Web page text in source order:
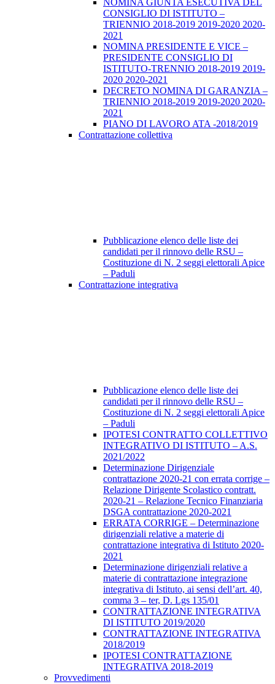
NOMINA GIUNTA ESECUTIVA DEL
CONSIGLIO DI ISTITUTO –
TRIENNIO 2018-2019 2019-2020 2020-
2021
NOMINA PRESIDENTE E VICE –
PRESIDENTE CONSIGLIO DI
ISTITUTO-TRENNIO 2018-2019 2019-
2020 2020-2021
DECRETO NOMINA DI GARANZIA –
TRIENNIO 2018-2019 2019-2020 2020-
2021
PIANO DI LAVORO ATA -2018/2019
Contrattazione collettiva
Pubblicazione elenco delle liste dei
candidati per il rinnovo delle RSU –
Costituzione di N. 2 seggi elettorali Apice
– Paduli
Contrattazione integrativa
Pubblicazione elenco delle liste dei
candidati per il rinnovo delle RSU –
Costituzione di N. 2 seggi elettorali Apice
– Paduli
IPOTESI CONTRATTO COLLETTIVO
INTEGRATIVO DI ISTITUTO – A.S.
2021/2022
Determinazione Dirigenziale
contrattazione 2020-21 con errata corrige –
Relazione Dirigente Scolastico contratt.
2020-21 – Relazione Tecnico Finanziaria
DSGA contrattazione 2020-2021
ERRATA CORRIGE – Determinazione
dirigenziali relative a materie di
contrattazione integrativa di Istituto 2020-
2021
Determinazione dirigenziali relative a
materie di contrattazione integrazione
integrativa di Istituto, ai sensi dell’art. 40,
comma 3 – ter, D. Lgs 135/01
CONTRATTAZIONE INTEGRATIVA
DI ISTITUTO 2019/2020
CONTRATTAZIONE INTEGRATIVA
2018/2019
IPOTESI CONTRATTAZIONE
INTEGRATIVA 2018-2019
Provvedimenti